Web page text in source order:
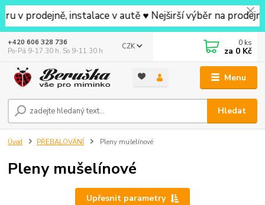
instalace v autě ♥ Nejširší výběr na prodejně v
Menu
CZK
Hledat
+420 606 328 736
Po-Pá 9-17.30 h, So 9-11.30 h
0 ks
za 0 Kč
Úvod PŘEBALOVÁNÍ Pleny mušelínové
Pleny mušelínové
Upřesnit parametry